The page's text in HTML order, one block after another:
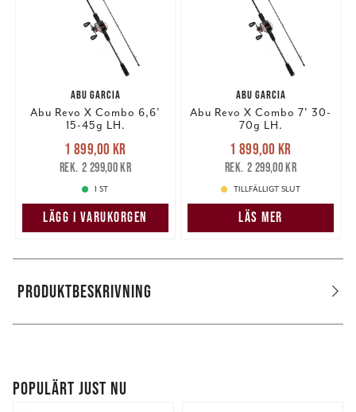
ABU GARCIA
Abu Revo X Combo 6,6'
15-45g LH.
Nuvarande pris
1 899,00 krTidigare pris
2 299,00 kr
1 899,00 kr
2 299,00 kr
1 ST
LÄGG I VARUKORGEN
ABU GARCIA
Abu Revo X Combo 7' 30-
70g LH.
Nuvarande pris
1 899,00 krTidigare pris
2 299,00 kr
1 899,00 kr
2 299,00 kr
TILLFÄLLIGT SLUT
LÄS MER
PRODUKTBESKRIVNING
POPULÄRT JUST NU